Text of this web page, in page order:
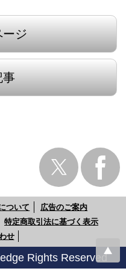
ージ
事
ついて
広告のご案内
特定商取引法に基づく表示
せ
Rights Reserved